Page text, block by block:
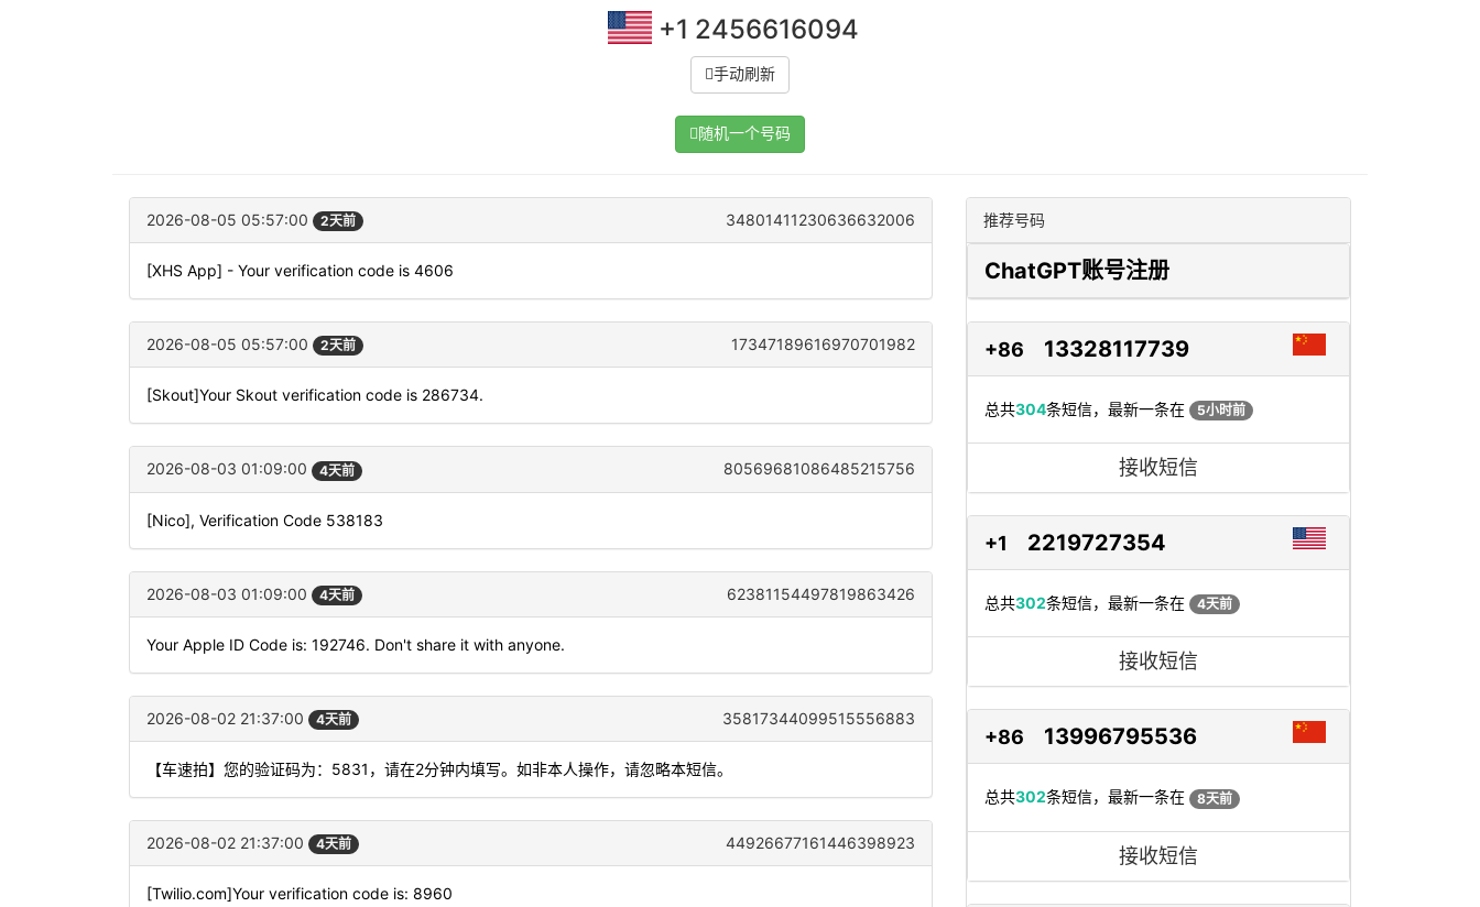
+1 2456616094
手动刷新
随机一个号码
2026-08-05 05:57:00 2天前 34801411230636632006
[XHS App] - Your verification code is 4606
2026-08-05 05:57:00 2天前 17347189616970701982
[Skout]Your Skout verification code is 286734.
2026-08-03 01:09:00 4天前 80569681086485215756
[Nico], Verification Code 538183
2026-08-03 01:09:00 4天前 62381154497819863426
Your Apple ID Code is: 192746. Don't share it with anyone.
2026-08-02 21:37:00 4天前 35817344099515556883
【车速拍】您的验证码为：5831，请在2分钟内填写。如非本人操作，请忽略本短信。
2026-08-02 21:37:00 4天前 44926677161446398923
[Twilio.com]Your verification code is: 8960
推荐号码
ChatGPT账号注册
+86 13328117739
总共304条短信，最新一条在 5小时前
接收短信
+1 2219727354
总共302条短信，最新一条在 4天前
接收短信
+86 13996795536
总共302条短信，最新一条在 8天前
接收短信